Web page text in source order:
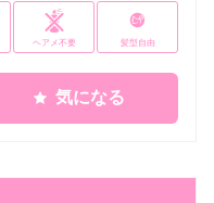
ヘアメ不要 髪型自由
気になる